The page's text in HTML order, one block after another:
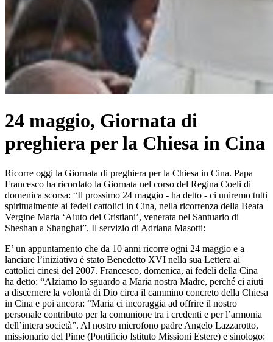
24 maggio, Giornata di
preghiera per la Chiesa in Cina
Ricorre oggi la Giornata di preghiera per la Chiesa in Cina. Papa
Francesco ha ricordato la Giornata nel corso del Regina Coeli di
domenica scorsa: “Il prossimo 24 maggio - ha detto - ci uniremo tutti
spiritualmente ai fedeli cattolici in Cina, nella ricorrenza della Beata
Vergine Maria ‘Aiuto dei Cristiani’, venerata nel Santuario di
Sheshan a Shanghai”. Il servizio di Adriana Masotti:
E’ un appuntamento che da 10 anni ricorre ogni 24 maggio e a
lanciare l’iniziativa è stato Benedetto XVI nella sua Lettera ai
cattolici cinesi del 2007. Francesco, domenica, ai fedeli della Cina
ha detto: “Alziamo lo sguardo a Maria nostra Madre, perché ci aiuti
a discernere la volontà di Dio circa il cammino concreto della Chiesa
in Cina e poi ancora: “Maria ci incoraggia ad offrire il nostro
personale contributo per la comunione tra i credenti e per l’armonia
dell’intera società”. Al nostro microfono padre Angelo Lazzarotto,
missionario del Pime (Pontificio Istituto Missioni Estere) e sinologo: